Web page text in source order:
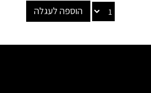
הוספה לעגלה